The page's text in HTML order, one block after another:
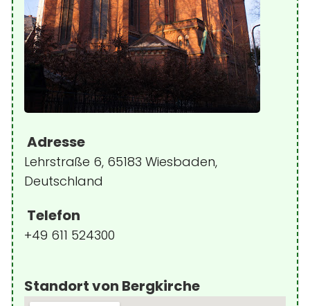
Adresse
Lehrstraße 6, 65183 Wiesbaden,
Deutschland
Telefon
+49 611 524300
Standort von Bergkirche